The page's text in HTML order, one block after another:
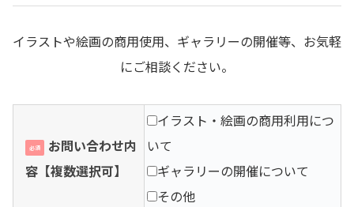
イラストや絵画の商用使用、ギャラリーの開催等、お気軽
にご相談ください。
必須
お問い合わせ内
容【複数選択可】
イラスト・絵画の商用利用につ
いて
ギャラリーの開催について
その他